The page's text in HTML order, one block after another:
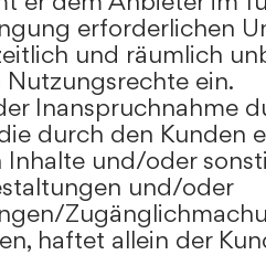
erforderlichen
und räumlich
ein.
Inanspruchnahme
durch den Kunden
Inhalte und/oder
und/oder
haftet allein der